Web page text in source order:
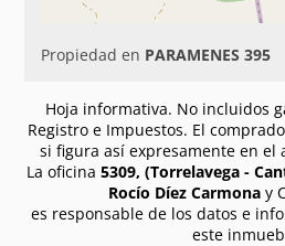
Propiedad en PARAMENES 395
Hoja informativa. No incluidos
Registro e Impuestos. El
si figura así expresamente en
La oficina 5309, (Torrelavega -
Rocío Díez Carmonay
es responsable de los datos e
este